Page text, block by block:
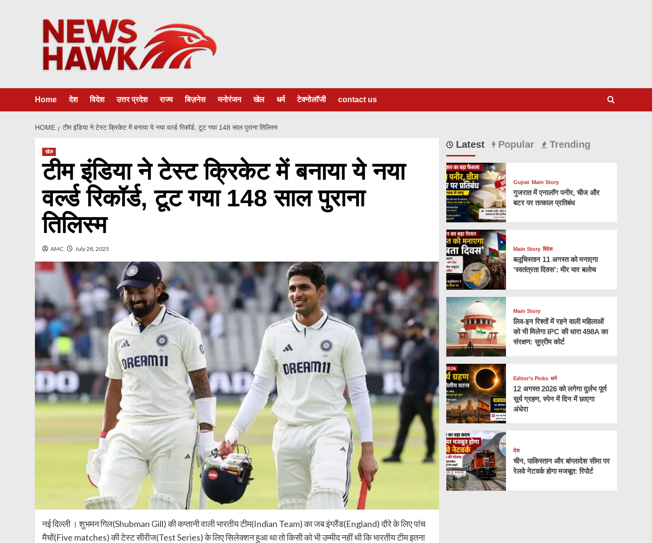
Home देश विदेश उत्तर प्रदेश राज्य बिज़नेस मनोरंजन खेल धर्म टेक्नोलॉजी contact us
HOME टीम इंडिया ने टेस्ट क्रिकेट में बनाया ये नया वर्ल्ड रिकॉर्ड, टूट गया 148 साल पुराना तिलिस्म
खेल
टीम इंडिया ने टेस्ट क्रिकेट में बनाया ये नया
वर्ल्ड रिकॉर्ड, टूट गया 148 साल पुराना
तिलिस्म
AMC July 28, 2025
नई दिल्‍ली । शुभमन गिल(Shubman Gill) की कप्तानी वाली भारतीय टीम(Indian Team) का जब इंग्लैंड(England) दौरे के लिए पांच
मैचों(Five matches) की टेस्ट सीरीज(Test Series) के लिए सिलेक्शन हुआ था तो किसी को भी उम्मीद नहीं थी कि भारतीय टीम इतना
Latest Popular Trending
Gujrat Main Story
गुजरात में एनालॉग पनीर, चीज और
बटर पर तत्काल प्रतिबंध
Main Story विदेश
बलूचिस्तान 11 अगस्त को मनाएगा
‘स्वतंत्रता दिवस’: मीर यार बलोच
Main Story
लिव-इन रिश्तों में रहने वाली महिलाओं
को भी मिलेगा IPC की धारा 498A का
संरक्षण: सुप्रीम कोर्ट
Editor’s Picks धर्म
12 अगस्त 2026 को लगेगा दुर्लभ पूर्ण
सूर्य ग्रहण, स्पेन में दिन में छाएगा
अंधेरा
देश
चीन, पाकिस्तान और बांग्लादेश सीमा पर
रेलवे नेटवर्क होगा मजबूत: रिपोर्ट